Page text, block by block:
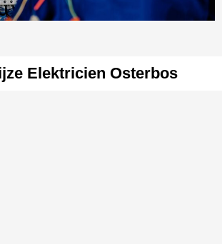
Elektricien Osterbos